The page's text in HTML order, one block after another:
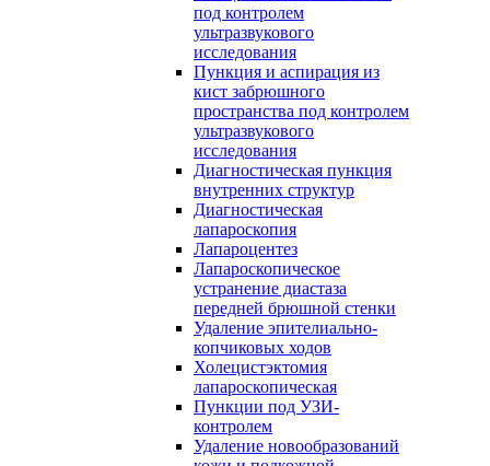
под контролем
ультразвукового
исследования
Пункция и аспирация из
кист забрюшного
пространства под контролем
ультразвукового
исследования
Диагностическая пункция
внутренних структур
Диагностическая
лапароскопия
Лапароцентез
Лапароскопическое
устранение диастаза
передней брюшной стенки
Удаление эпителиально-
копчиковых ходов
Холецистэктомия
лапароскопическая
Пункции под УЗИ-
контролем
Удаление новообразований